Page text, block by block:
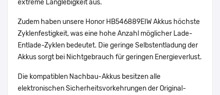
extreme Langlebigkeit aus.
Zudem haben unsere Honor HB546889EIW Akkus höchste
Zyklenfestigkeit, was eine hohe Anzahl möglicher Lade-
Entlade-Zyklen bedeutet. Die geringe Selbstentladung der
Akkus sorgt bei Nichtgebrauch für geringen Energieverlust.
Die kompatiblen Nachbau-Akkus besitzen alle
elektronischen Sicherheitsvorkehrungen der Original-